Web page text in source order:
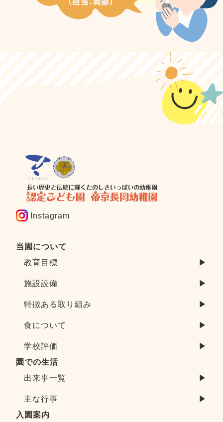
Instagram
当園について
教育目標
▶
施設設備 ▶
特徴ある取り組み ▶
食について ▶
学校評価
▶
園での生活
出来事一覧
▶
主な行事
▶
入園案内